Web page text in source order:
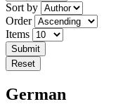
Sort by
Order
Items
German